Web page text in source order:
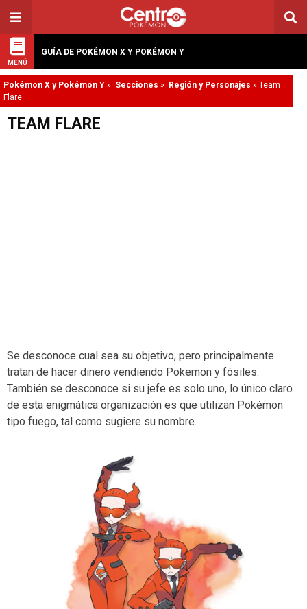
MENÚ
GUÍA DE POKÉMON X Y POKÉMON Y
Pokémon X y Pokémon Y » Secciones » Región y Personajes » Team
Flare
TEAM FLARE
Se desconoce cual sea su objetivo, pero principalmente
tratan de hacer dinero vendiendo Pokemon y fósiles.
También se desconoce si su jefe es solo uno, lo único claro
de esta enigmática organización es que utilizan Pokémon
tipo fuego, tal como sugiere su nombre.